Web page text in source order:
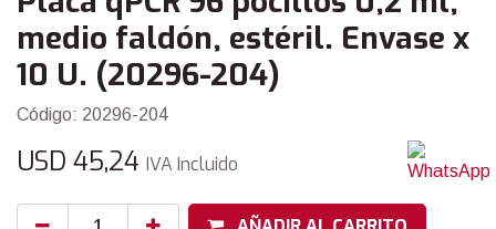
medio faldón, estéril. Envase x
10 U. (20296-204)
Código: 20296-204
USD 45,24 IVA Incluido